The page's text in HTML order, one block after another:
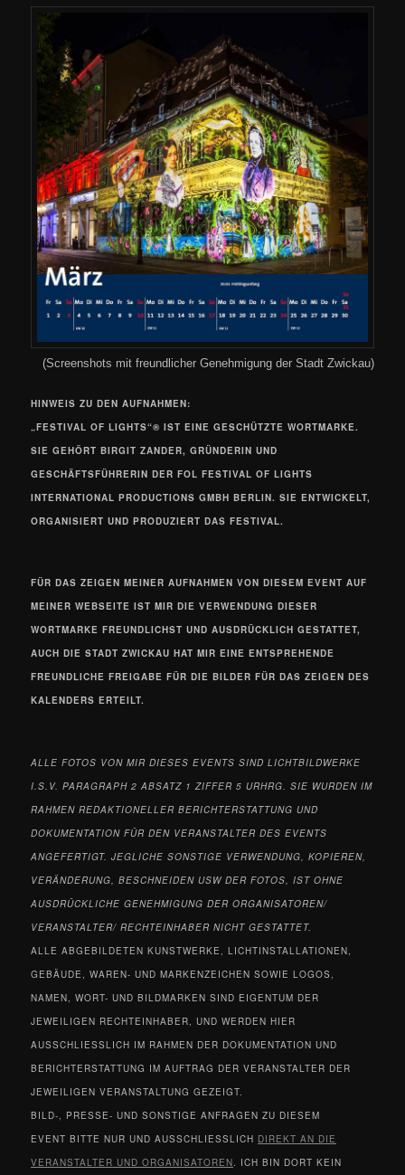
(Screenshots mit freundlicher Genehmigung der Stadt Zwickau)
HINWEIS ZU DEN AUFNAHMEN:
„FESTIVAL OF LIGHTS“® IST EINE GESCHÜTZTE WORTMARKE.
SIE GEHÖRT BIRGIT ZANDER, GRÜNDERIN UND
GESCHÄFTSFÜHRERIN DER FOL FESTIVAL OF LIGHTS
INTERNATIONAL PRODUCTIONS GMBH BERLIN. SIE ENTWICKELT,
ORGANISIERT UND PRODUZIERT DAS FESTIVAL.
FÜR DAS ZEIGEN MEINER AUFNAHMEN VON DIESEM EVENT AUF
MEINER WEBSEITE IST MIR DIE VERWENDUNG DIESER
WORTMARKE FREUNDLICHST UND AUSDRÜCKLICH GESTATTET,
AUCH DIE STADT ZWICKAU HAT MIR EINE ENTSPREHENDE
FREUNDLICHE FREIGABE FÜR DIE BILDER FÜR DAS ZEIGEN DES
KALENDERS ERTEILT.
ALLE FOTOS VON MIR DIESES EVENTS SIND LICHTBILDWERKE
I.S.V. PARAGRAPH 2 ABSATZ 1 ZIFFER 5 URHRG. SIE WURDEN IM
RAHMEN REDAKTIONELLER BERICHTERSTATTUNG UND
DOKUMENTATION FÜR DEN VERANSTALTER DES EVENTS
ANGEFERTIGT. JEGLICHE SONSTIGE VERWENDUNG, KOPIEREN,
VERÄNDERUNG, BESCHNEIDEN USW DER FOTOS, IST OHNE
AUSDRÜCKLICHE GENEHMIGUNG DER ORGANISATOREN/
VERANSTALTER/ RECHTEINHABER NICHT GESTATTET.
ALLE ABGEBILDETEN KUNSTWERKE, LICHTINSTALLATIONEN,
GEBÄUDE, WAREN- UND MARKENZEICHEN SOWIE LOGOS,
NAMEN, WORT- UND BILDMARKEN SIND EIGENTUM DER
JEWEILIGEN RECHTEINHABER, UND WERDEN HIER
AUSSCHLIESSLICH IM RAHMEN DER DOKUMENTATION UND
BERICHTERSTATTUNG IM AUFTRAG DER VERANSTALTER DER
JEWEILIGEN VERANSTALTUNG GEZEIGT.
BILD-, PRESSE- UND SONSTIGE ANFRAGEN ZU DIESEM
EVENT BITTE NUR UND AUSSCHLIESSLICH DIREKT AN DIE
VERANSTALTER UND ORGANISATOREN . ICH BIN DORT KEIN